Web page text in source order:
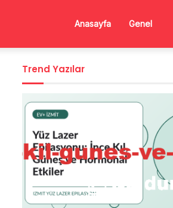
Anasayfa Genel
Trend Yazılar